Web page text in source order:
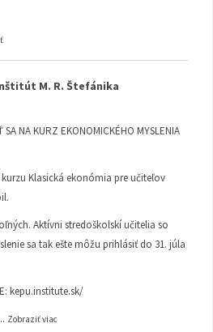
M. R. Štefánika
SA NA KURZ EKONOMICKÉHO MYSLENIA
Klasická ekonómia pre učiteľov
Aktívni stredoškolskí učitelia so
sa tak ešte môžu prihlásiť do 31. júla
kepu.institute.sk/
Zobraziť viac